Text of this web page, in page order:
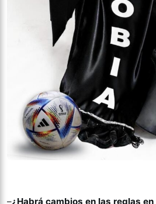
–¿Habrá cambios en las reglas